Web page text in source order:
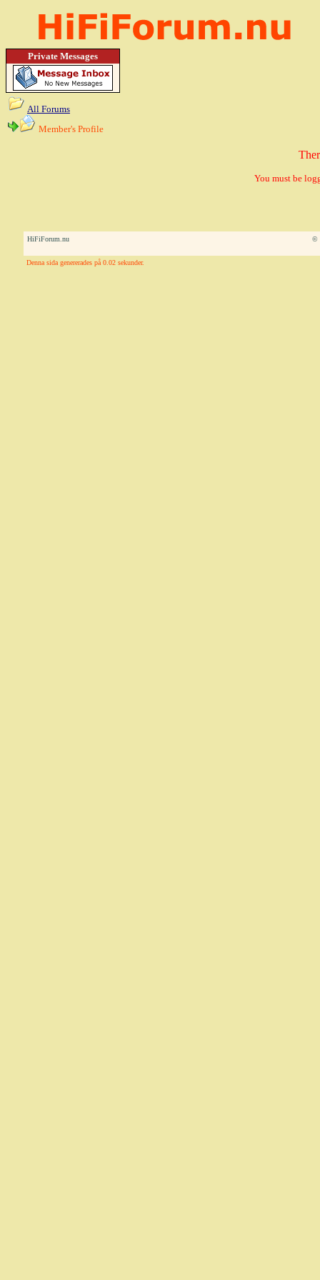
Private Messages
All Forums
Member's Profile
You must be
HiFiForum.nu ©
Denna sida genererades på 0.02 sekunder.